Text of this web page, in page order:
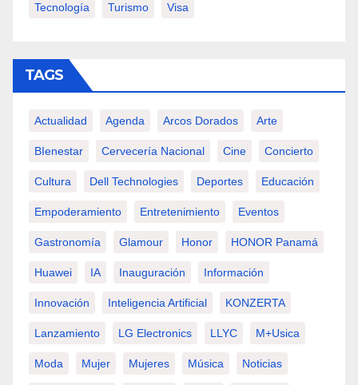
Tecnología Turismo Visa
TAGS
Actualidad Agenda Arcos Dorados Arte
BIenestar Cervecería Nacional Cine Concierto
Cultura Dell Technologies Deportes Educación
Empoderamiento Entretenimiento Eventos
Gastronomía Glamour Honor HONOR Panamá
Huawei IA Inauguración Información
Innovación Inteligencia Artificial KONZERTA
Lanzamiento LG Electronics LLYC M+usica
Moda Mujer Mujeres Música Noticias